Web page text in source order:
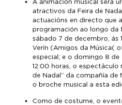
A animación musical será
atractivos da Feira de
actuacións en directo que
programación ao longo da
sábado 7 de decembro, ás
Verín (Amigos da Música(
especial; e o domingo 8
12:00 horas, o espectáculo
de Nadal” da compañía de
o broche musical a esta
Como de costume, o